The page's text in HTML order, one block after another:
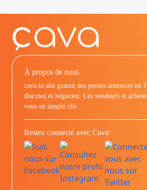
À propos de nous
cava.tn site gratuit des petites annonces en
discutez et négociez. Les vendeurs et
vous en simple clic.
Restez connecté avec Cava